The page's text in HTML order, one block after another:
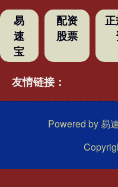
易
速
宝
配资
股票
友情链接：
Powered by易